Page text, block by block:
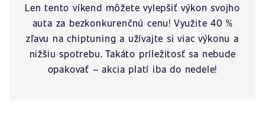
Len tento víkend môžete vylepšiť výkon svojho
auta za bezkonkurenčnú cenu! Využite 40 %
zľavu na chiptuning a užívajte si viac výkonu a
nižšiu spotrebu. Takáto príležitosť sa nebude
opakovať – akcia platí iba do nedele!